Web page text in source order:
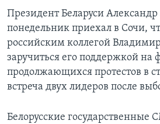
Президент Беларуси
понедельник приехал в Сочи,
российским коллегой
заручиться его поддержкой на
продолжающихся протестов в
встреча двух лидеров после
Белорусские государственные